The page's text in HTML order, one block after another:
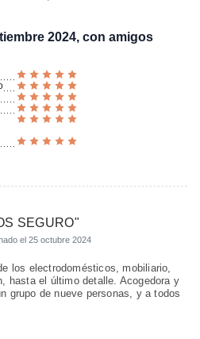
2024, con amigos
SEGURO"
el 25 octubre 2024
los electrodomésticos, mobiliario,
hasta el último detalle. Acogedora y
grupo de nueve personas, y a todos